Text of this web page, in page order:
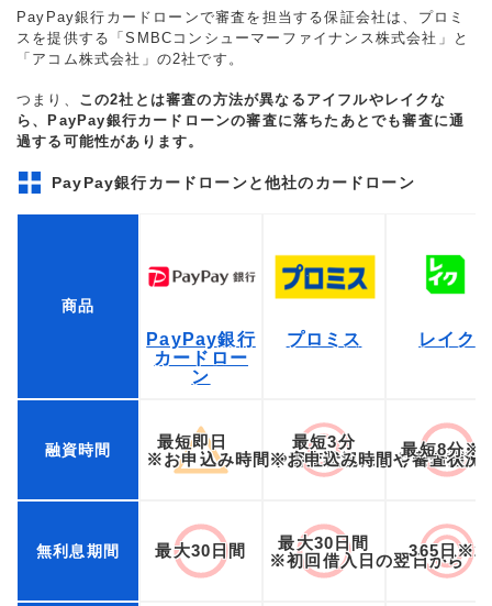
PayPay銀行カードローンで審査を担当する保証会社は、プロミ
スを提供する「SMBCコンシューマーファイナンス株式会社」と
「アコム株式会社」の2社です。
つまり、 この2社とは審査の方法が異なるアイフルやレイクな
ら、PayPay銀行カードローンの審査に落ちたあとでも審査に通
過する可能性があります。
PayPay銀行カードローンと他社のカードローン
商品
PayPay銀行
カードロー
ン
プロミス レイク
融資時間 最短即日
※お申込み時間や審査状況によりご希望に
最短3分
※お申込み時間や審査状況
最短8分※1
無利息期間 最大30日間 最大30日間
※初回借入日の翌日から
365日※2